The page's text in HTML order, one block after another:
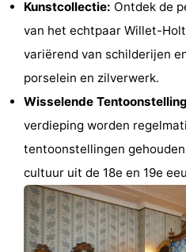
Steden
Rondleidingen
Sporten
-
Fietsen
Wandelen
Amusement
Nachtleven
Eten
Kunstcollectie: Ontdek de
van het echtpaar Willet-
variërend van schilderijen
porselein en zilverwerk.
Wisselende
verdieping worden
tentoonstellingen
cultuur uit de 18e en 19e